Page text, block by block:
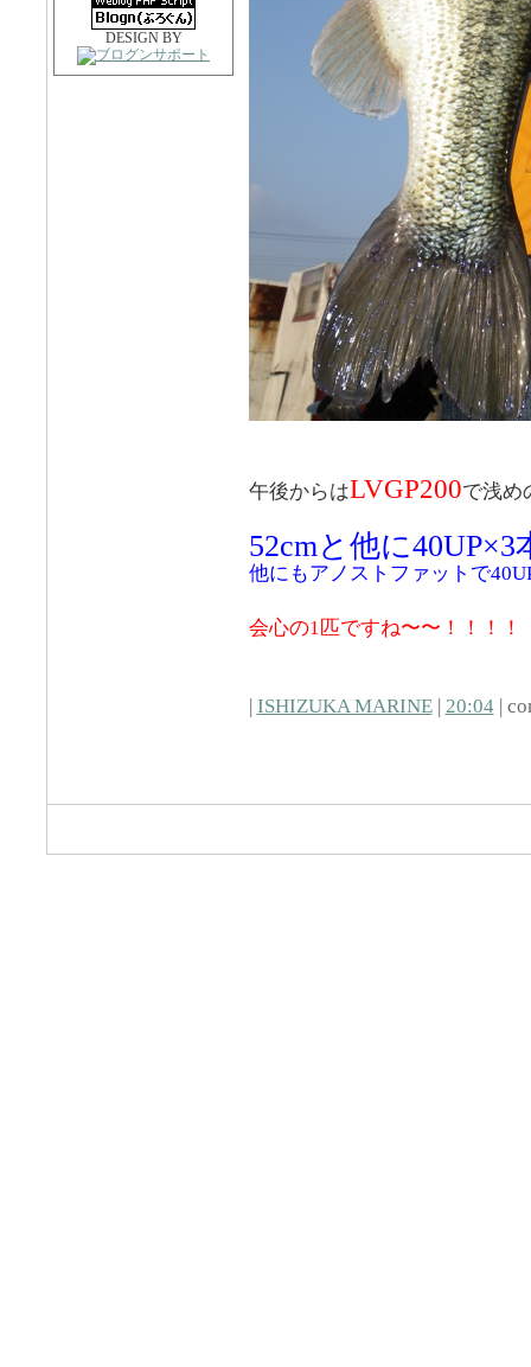
DESIGN BY
午後からはLVGP200で浅め
52cmと他に40UP×3
他にもアノストファットで
会心の1匹ですね〜〜！！！！
| ISHIZUKA MARINE| 20:04|